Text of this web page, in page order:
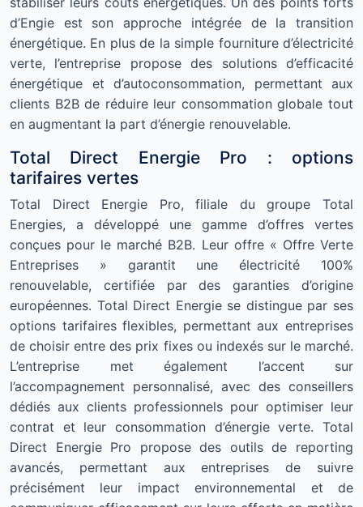
d’Engie est son approche intégrée de la transition
énergétique. En plus de la simple fourniture d’électricité
verte, l’entreprise propose des solutions d’efficacité
énergétique et d’autoconsommation, permettant aux
clients B2B de réduire leur consommation globale tout
en augmentant la part d’énergie renouvelable.
Total Direct Energie Pro : options
tarifaires vertes
Total Direct Energie Pro, filiale du groupe Total
Energies, a développé une gamme d’offres vertes
conçues pour le marché B2B. Leur offre « Offre Verte
Entreprises » garantit une électricité 100%
renouvelable, certifiée par des garanties d’origine
européennes. Total Direct Energie se distingue par ses
options tarifaires flexibles, permettant aux entreprises
de choisir entre des prix fixes ou indexés sur le marché.
L’entreprise met également l’accent sur
l’accompagnement personnalisé, avec des conseillers
dédiés aux clients professionnels pour optimiser leur
contrat et leur consommation d’énergie verte. Total
Direct Energie Pro propose des outils de reporting
avancés, permettant aux entreprises de suivre
précisément leur impact environnemental et de